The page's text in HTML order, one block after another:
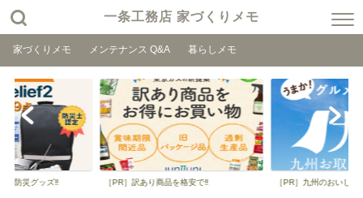
一条工務店 家づくりメモ
家づくりメモ メンテナンス Q&A 暮らしメモ
格安で‼ ［PR］九州のおいしいをお届け!! ［PR］北海道のおい